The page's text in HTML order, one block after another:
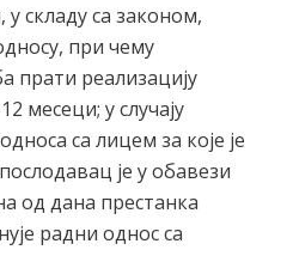
складу са законом,
при чему
прати реализацију
месеци; у случају
са лицем за које је
је у обавези
од дана престанка
радни однос са